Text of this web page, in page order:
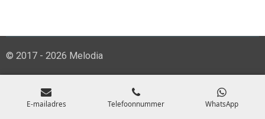
© 2017 - 2026 Melodia
E-mailadres Telefoonnummer WhatsApp